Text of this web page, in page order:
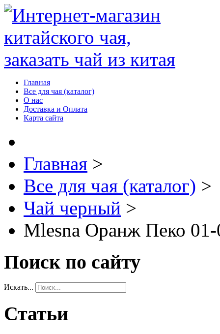
Главная
Все для чая (каталог)
О нас
Доставка и Оплата
Карта сайта
Главная >
Все для чая (каталог) >
Чай черный >
Mlesna Оранж Пеко
Поиск по сайту
Искать...
Статьи